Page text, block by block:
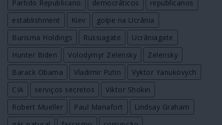
Partido Republicano
democráticos
republicanos
establishment
Kiev
golpe na Ucrânia
Burisma Holdings
Russiagate
Ucrâniagate
Hunter Biden
Volodymyr Zelensky
Zelensky
Barack Obama
Vladimir Putin
Vyktor Yanukovych
CIA
serviços secretos
Viktor Shokin
Robert Mueller
Paul Manafort
Lindsay Graham